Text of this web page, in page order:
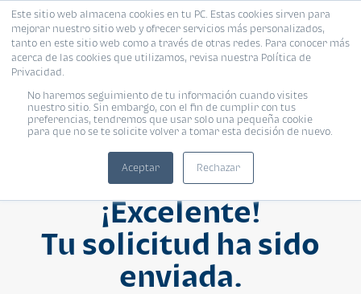
Este sitio web almacena cookies en tu PC. Estas cookies sirven para
mejorar nuestro sitio web y ofrecer servicios más personalizados,
tanto en este sitio web como a través de otras redes. Para conocer más
acerca de las cookies que utilizamos, revisa nuestra Política de
Privacidad.
No haremos seguimiento de tu información cuando visites
nuestro sitio. Sin embargo, con el fin de cumplir con tus
preferencias, tendremos que usar solo una pequeña cookie
para que no se te solicite volver a tomar esta decisión de nuevo.
Aceptar Rechazar
¡Excelente!
Tu solicitud ha sido
enviada.